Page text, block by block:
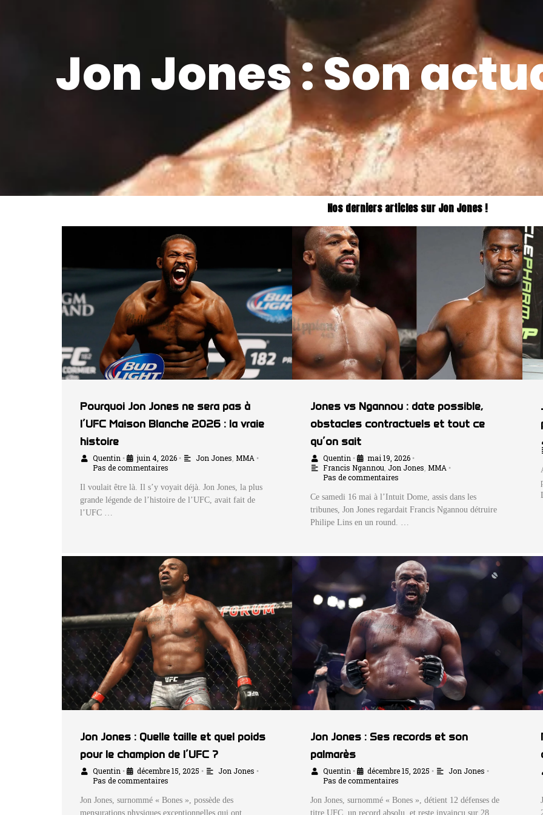
Jon Jones : Son
Nos derniers articles sur Jon Jones !
Pourquoi Jon Jones ne sera pas à
l’UFC Maison Blanche 2026 : la vraie
histoire
Quentin • juin 4, 2026 • Jon Jones, MMA •
Pas de commentaires
Il voulait être là. Il s’y voyait déjà. Jon Jones, la plus
grande légende de l’histoire de l’UFC, avait fait de
l’UFC …
Jones vs Ngannou : date possible,
obstacles contractuels et tout ce
qu’on sait
Quentin • mai 19, 2026 •
Francis Ngannou, Jon Jones, MMA •
Pas de commentaires
Ce samedi 16 mai à l’Intuit Dome, assis dans les
tribunes, Jon Jones regardait Francis Ngannou détruire
Philipe Lins en un round. …
Jon Jones : Quelle taille et quel poids
pour le champion de l’UFC ?
Quentin • décembre 15, 2025 • Jon Jones •
Pas de commentaires
Jon Jones, surnommé « Bones », possède des
mensurations physiques exceptionnelles qui ont
Jon Jones : Ses records et son
palmarès
Quentin • décembre 15, 2025 • Jon Jones •
Pas de commentaires
Jon Jones, surnommé « Bones », détient 12 défenses de
titre UFC, un record absolu, et reste invaincu sur 28